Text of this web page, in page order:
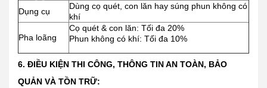
Dụng cụ
Dùng cọ quét, con lăn hay súng phun không có
khí
Pha loãng
Cọ quét & con lăn: Tối đa 20%
Phun không có khí: Tối đa 10%
6. ĐIỀU KIỆN THI CÔNG, THÔNG TIN AN TOÀN, BẢO
QUẢN VÀ TỒN TRỮ: